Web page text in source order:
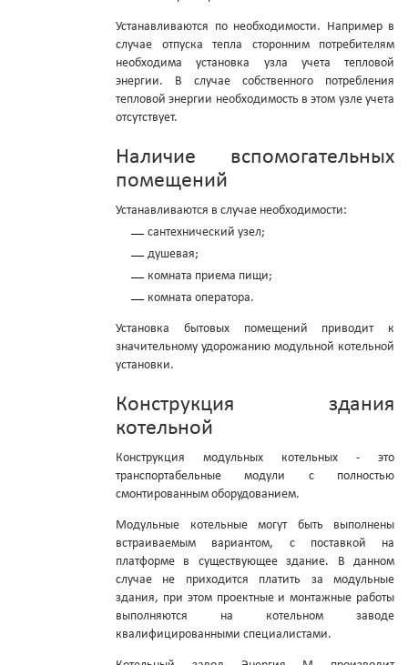
Устанавливаются по необходимости. Например в
случае отпуска тепла сторонним потребителям
необходима установка узла учета тепловой
энергии. В случае собственного потребления
тепловой энергии необходимость в этом узле учета
отсутствует.
Наличие вспомогательных
помещений
Устанавливаются в случае необходимости:
сантехнический узел;
душевая;
комната приема пищи;
комната оператора.
Установка бытовых помещений приводит к
значительному удорожанию модульной котельной
установки.
Конструкция здания
котельной
Конструкция модульных котельных - это
транспортабельные модули с полностью
смонтированным оборудованием.
Модульные котельные могут быть выполнены
встраиваемым вариантом, с поставкой на
платформе в существующее здание. В данном
случае не приходится платить за модульные
здания, при этом проектные и монтажные работы
выполняются на котельном заводе
квалифицированными специалистами.